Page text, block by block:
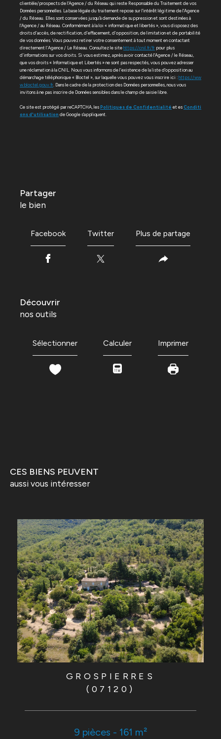
clientèle/prospects de l'Agence / du Réseau qui reste Responsable du Traitement de vos
Données personnelles. La base légale du traitement repose sur l'intérêt légitime de l'Agence
/ du Réseau. Elles sont conservées jusqu'à demande de suppression et sont destinées à
l'Agence / au Réseau. Conformément à la loi « informatique et libertés », vous disposez des
droits d’accès, de rectification, d’effacement, d’opposition, de limitation et de portabilité
de vos données. Vous pouvez retirer votre consentement à tout moment en contactant
directement l’Agence / Le Réseau. Consultez le sitehttps://cnil.fr/fr pour plus
d’informations sur vos droits. Si vous estimez, après avoir contacté l'Agence / le Réseau,
que vos droits « Informatique et Libertés » ne sont pas respectés, vous pouvez adresser
une réclamation à la CNIL. Nous vous informons de l’existence de la liste d'opposition au
démarchage téléphonique « Bloctel », sur laquelle vous pouvez vous inscrire ici :https://ww
w.bloctel.gouv.fr . Dans le cadre de la protection des Données personnelles, nous vous
invitons à ne pas inscrire de Données sensibles dans le champ de saisie libre.
Ce site est protégé par reCAPTCHA, lesPolitiques de Confidentialité et esConditi
ons d'utilisation de Google s'appliquent.
partager
le bien
Facebook Twitter Plus de partage
découvrir
nos outils
Sélectionner Calculer Imprimer
CES BIENS PEUVENT
aussi vous intéresser
GROSPIERRES
(07120)
9 pièces - 161 m²